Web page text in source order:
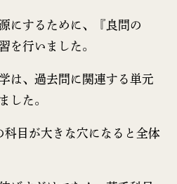
にするために、『良問の
を行いました。
は、過去問に関連する単元
した。
科目が大きな穴になると全体